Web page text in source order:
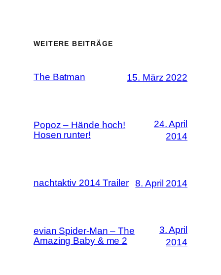
WEITERE BEITRÄGE
The Batman 15. März 2022
Popoz – Hände hoch!
Hosen runter!
24. April
2014
nachtaktiv 2014 Trailer 8. April 2014
evian Spider-Man – The
Amazing Baby & me 2
3. April
2014